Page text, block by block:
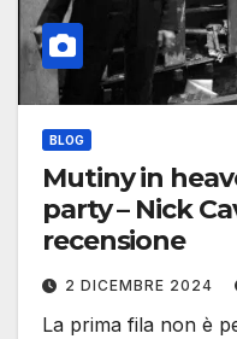
BLOG
Mutiny in
party – Nick
recensione
2 DICEMBRE 2024
La prima fila non è